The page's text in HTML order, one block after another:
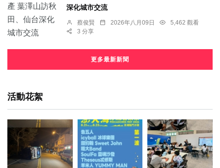
深化城市交流
蔡俊賢 2026年八月09日
5,462 觀看
3 分享
更多最新新聞
活動花絮